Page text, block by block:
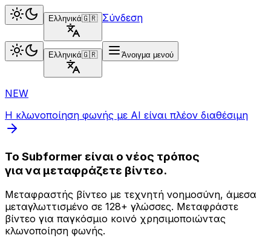
Ελληνικά🇬🇷 Σύνδεση
Ελληνικά🇬🇷 Άνοιγμα μενού
NEW
Η κλωνοποίηση φωνής με AI είναι πλέον διαθέσιμη
Το Subformer είναι ο νέος τρόπος
για να μεταφράζετε βίντεο.
Μεταφραστής βίντεο με τεχνητή νοημοσύνη, άμεσα
μεταγλωττισμένο σε 128+ γλώσσες. Μεταφράστε
βίντεο για παγκόσμιο κοινό χρησιμοποιώντας
κλωνοποίηση φωνής.